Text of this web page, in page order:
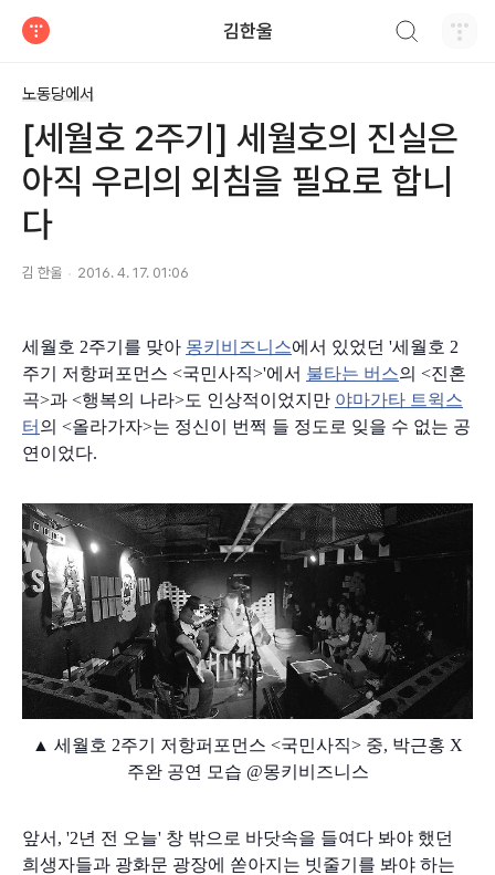
김한울
노동당에서
[세월호 2주기] 세월호의 진실은
아직 우리의 외침을 필요로 합니
다
김 한울 2016. 4. 17. 01:06
세월호 2주기를 맞아 몽키비즈니스에서 있었던 '세월호 2
주기 저항퍼포먼스 <국민사직>'에서 불타는 버스의 <진혼
곡>과 <행복의 나라>도 인상적이었지만 야마가타 트윅스
터 의 <올라가자>는 정신이 번쩍 들 정도로 잊을 수 없는 공
연이었다.
▲ 세월호 2주기 저항퍼포먼스 <국민사직> 중, 박근홍 X
주완 공연 모습 @몽키비즈니스
앞서, '2년 전 오늘' 창 밖으로 바닷속을 들여다 봐야 했던
희생자들과 광화문 광장에 쏟아지는 빗줄기를 봐야 하는